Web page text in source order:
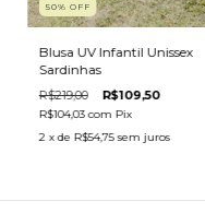
50% OFF
Blusa UV Infantil Unissex
Sardinhas
R$219,00 R$109,50
R$104,03com Pix
2 x de R$54,75 sem juros